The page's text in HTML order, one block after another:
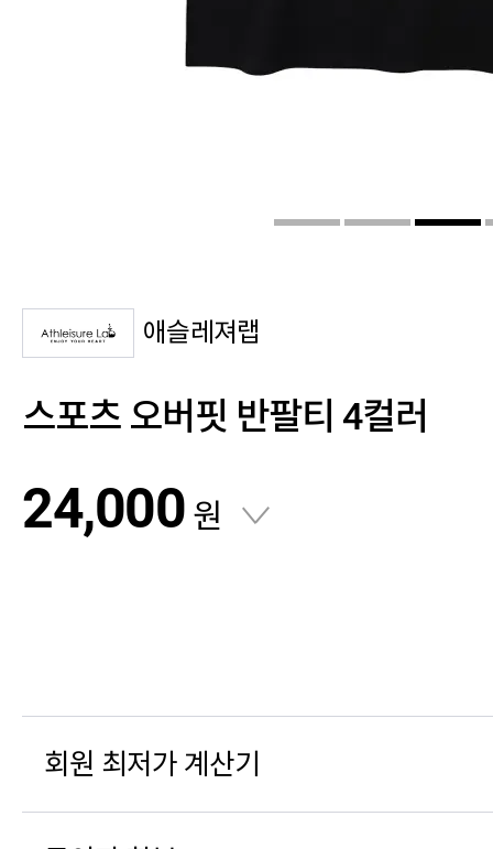
애슬레져랩
스포츠 오버핏 반팔티 4컬러
24,000 원
회원 최저가 계산기